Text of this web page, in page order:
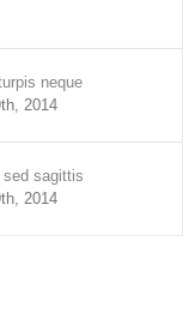
neque
2014
sagittis
2014